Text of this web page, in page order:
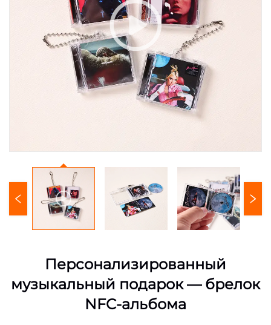
Персонализированный
музыкальный подарок — брелок
NFC-альбома